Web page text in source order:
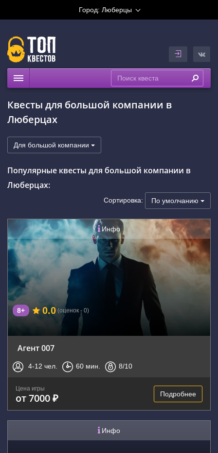
Город: Люберцы
Расписание
Рейтинги
На карте
Квесты для большой компании в
Люберцах
Для большой компании
Популярные квесты для большой компании в
Люберцах:
Сортировка: По умолчанию
Инфо
8+ 0.0 (оценок - 0)
Агент 007
4-12 чел. 60 мин. 8/10
Цена игры
от 7000 ₽ Подробнее
Инфо